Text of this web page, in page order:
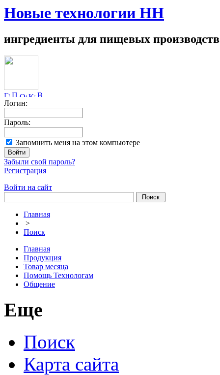
Новые технологии НН
ингредиенты для пищевых производств
Логин:
Пароль:
Запомнить меня на этом компьютере
Забыли свой пароль?
Регистрация
Войти на сайт
Главная
>
Поиск
Главная
Продукция
Товар месяца
Помощь Технологам
Общение
Еще
Поиск
Карта сайта